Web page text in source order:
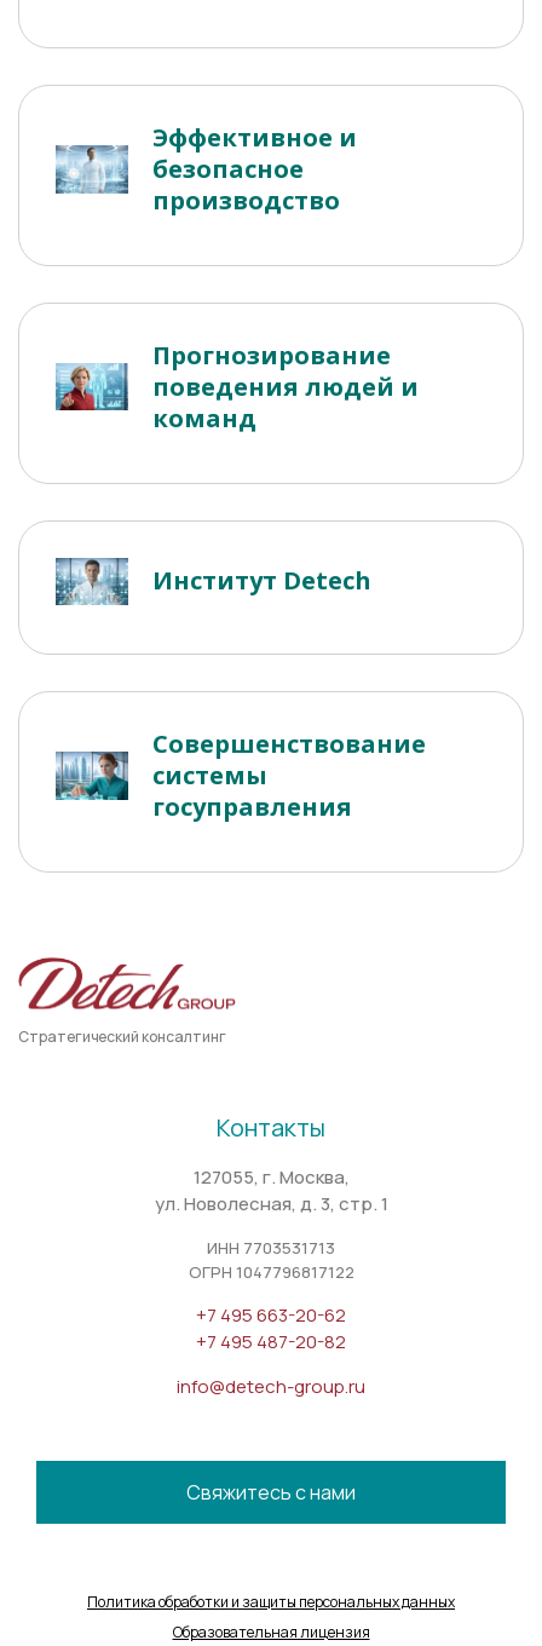
Эффективное и
безопасное
производство
Прогнозирование
поведения людей и
команд
Институт Detech
Совершенствование
системы
госуправления
Стратегический консалтинг
Контакты
127055, г. Москва,
ул. Новолесная, д. 3, стр. 1
ИНН 7703531713
ОГРН 1047796817122
+7 495 663-20-62
+7 495 487-20-82
info@detech-group.ru
Свяжитесь с нами
Политика обработки и защиты персональных данных
Образовательная лицензия